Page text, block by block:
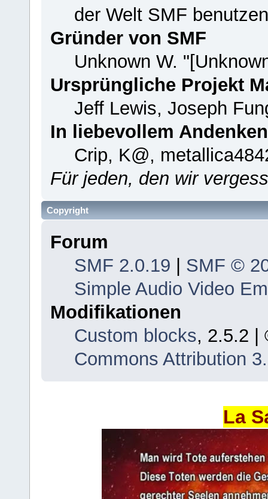
der Welt SMF
Gründer von SMF
Unknown W.
Ursprüngliche Projekt
Jeff Lewis, Joseph
In liebevollem
Crip, K@,
Für jeden, den wir
Copyright
Forum
SMF 2.0.19
SMF ©
Simple Audio Video
Modifikationen
Custom blocks, 2.5.2 |
Commons Attribution
La